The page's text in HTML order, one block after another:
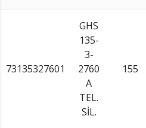
73135327601
GHS
135-
3-
2760
A
TEL.
SİL.
155